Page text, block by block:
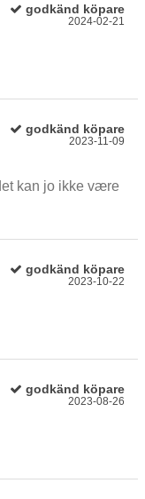
godkänd köpare
2024-02-21
godkänd köpare
2023-11-09
kan jo ikke være
godkänd köpare
2023-10-22
godkänd köpare
2023-08-26